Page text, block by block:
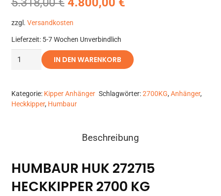
war:
5.318,00 €
zzgl. Versandkosten
Lieferzeit: 5-7 Wochen Unverbindlich
Humbaur
2700
KG
Elektro
und
IN DEN WARENKORB
Kategorie: Kipper Anhänger Schlagwörter:2700KG, Anhänger,
Heckkipper, Humbaur
Beschreibung
HUMBAUR HUK 272715
HECKKIPPER 2700 KG